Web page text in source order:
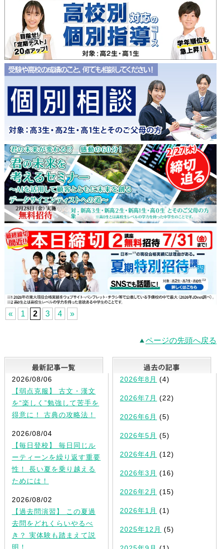
« 1 2 3 4 »
ページの先頭へ戻る
最新記事一覧
2026/08/06
【弱点克服】 古文・漢文
を“楽しく”勉強して苦手を
得意に！ 古典の攻略法！
2026/08/04
【毎日登校】 毎日同じル
ーティーンを繰り返す重要
性！ 長い夏を乗り越える
ためには！
2026/08/02
【過去問演習】 この夏過
去問をどれくらいやるべ
き？ 実体験も踏まえて説
明！
2026年8月 (4)
2026年7月 (22)
2026年6月 (5)
2026年5月 (5)
2026年4月 (12)
2026年3月 (16)
2026年2月 (15)
2026年1月 (1)
2025年12月 (5)